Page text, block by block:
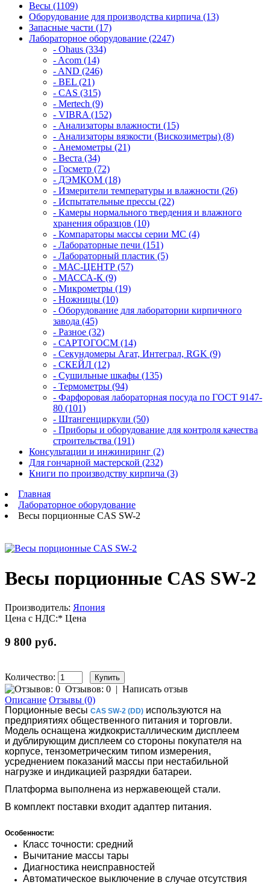
Весы (1109)
Оборудование для производства кирпича (13)
Запасные части (17)
Лабораторное оборудование (2247)
- Ohaus (334)
- Acom (14)
- AND (246)
- BEL (21)
- CAS (315)
- Mertech (9)
- VIBRA (152)
- Анализаторы влажности (15)
- Анализаторы вязкости (Вискозиметры) (8)
- Анемометры (21)
- Веста (34)
- Госметр (72)
- ДЭМКОМ (18)
- Измерители температуры и влажности (26)
- Испытательные прессы (22)
- Камеры нормального твердения и влажного
хранения образцов (10)
- Компараторы массы серии MC (4)
- Лабораторные печи (151)
- Лабораторный пластик (5)
- МАС-ЦЕНТР (57)
- МАССА-К (9)
- Микрометры (19)
- Ножницы (10)
- Оборудование для лаборатории кирпичного
завода (45)
- Разное (32)
- САРТОГОСМ (14)
- Секундомеры Агат, Интеграл, RGK (9)
- СКЕЙЛ (12)
- Сушильные шкафы (135)
- Термометры (94)
- Фарфоровая лабораторная посуда по ГОСТ 9147-
80 (101)
- Штангенциркули (50)
- Приборы и оборудование для контроля качества
строительства (191)
Консультации и инжиниринг (2)
Для гончарной мастерской (232)
Книги по производству кирпича (3)
Главная
Лабораторное оборудование
Весы порционные CAS SW-2
Весы порционные CAS SW-2
Производитель: Япония
Цена с НДС:* Цена
9 800 руб.
Количество:
Отзывов: 0 | Написать отзыв
Описание Отзывы (0)
Порционные весы CAS SW-2 (DD) используются на
предприятиях общественного питания и торговли.
Модель оснащена жидкокристаллическим дисплеем
и дублирующим дисплеем со стороны покупателя на
корпусе, тензометрическим типом измерения,
усреднением показаний массы при нестабильной
нагрузке и индикацией разрядки батареи.
Платформа выполнена из нержавеющей стали.
В комплект поставки входит адаптер питания.
Особенности:
Класс точности: средний
Вычитание массы тары
Диагностика неисправностей
Автоматическое выключение в случае отсутствия